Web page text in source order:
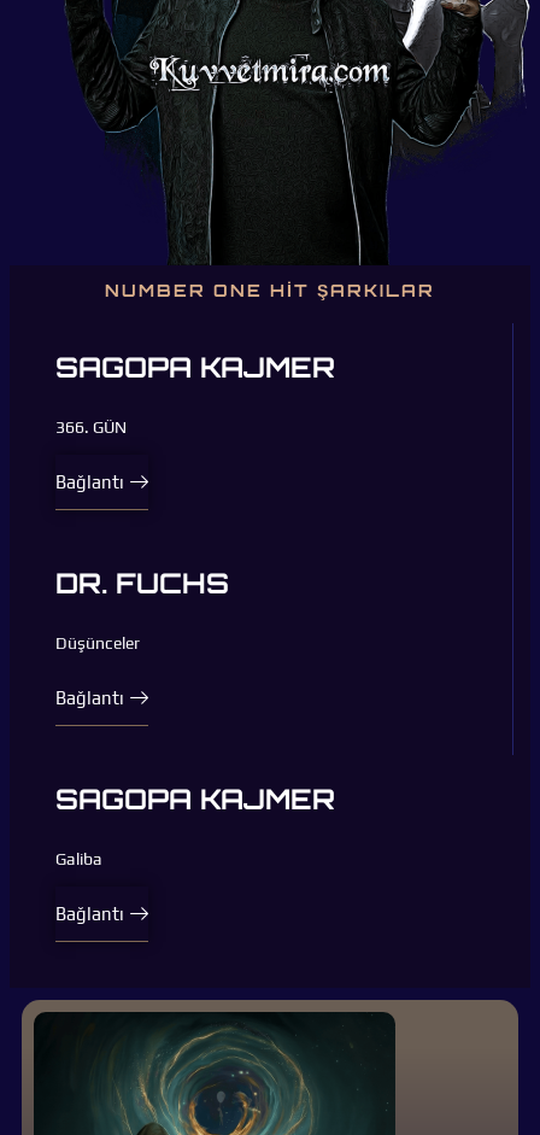
NUMBER ONE HİT ŞARKILAR
SAGOPA KAJMER
366. GÜN
Bağlantı
DR. FUCHS
Düşünceler
Bağlantı
SAGOPA KAJMER
Galiba
Bağlantı